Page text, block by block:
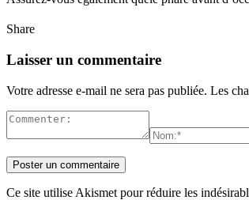
Share
Laisser un commentaire
Votre adresse e-mail ne sera pas publiée. Les
Ce site utilise Akismet pour réduire les